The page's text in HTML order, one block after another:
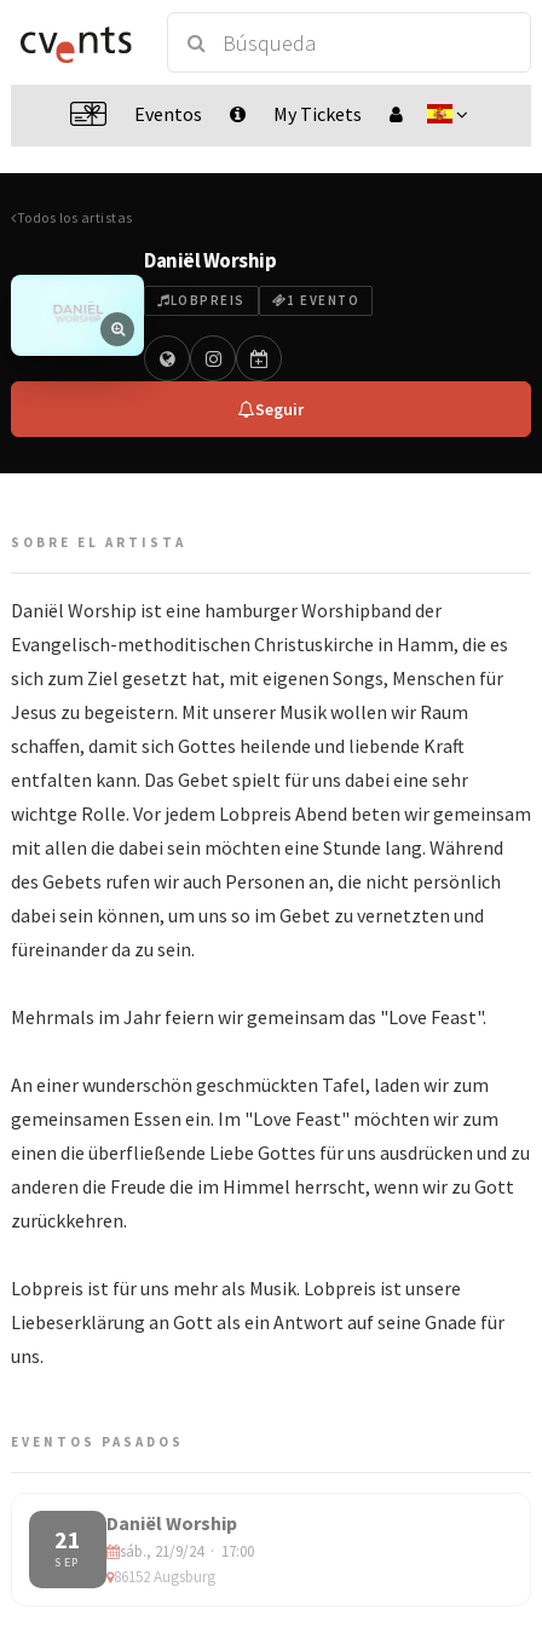
Eventos My Tickets
Todos los artistas
Daniël Worship
LOBPREIS 1 EVENTO
Seguir
SOBRE EL ARTISTA
Daniël Worship ist eine hamburger Worshipband der
Evangelisch-methoditischen Christuskirche in Hamm, die es
sich zum Ziel gesetzt hat, mit eigenen Songs, Menschen für
Jesus zu begeistern. Mit unserer Musik wollen wir Raum
schaffen, damit sich Gottes heilende und liebende Kraft
entfalten kann. Das Gebet spielt für uns dabei eine sehr
wichtge Rolle. Vor jedem Lobpreis Abend beten wir gemeinsam
mit allen die dabei sein möchten eine Stunde lang. Während
des Gebets rufen wir auch Personen an, die nicht persönlich
dabei sein können, um uns so im Gebet zu vernetzten und
füreinander da zu sein.
Mehrmals im Jahr feiern wir gemeinsam das "Love Feast".
An einer wunderschön geschmückten Tafel, laden wir zum
gemeinsamen Essen ein. Im "Love Feast" möchten wir zum
einen die überfließende Liebe Gottes für uns ausdrücken und zu
anderen die Freude die im Himmel herrscht, wenn wir zu Gott
zurückkehren.
Lobpreis ist für uns mehr als Musik. Lobpreis ist unsere
Liebeserklärung an Gott als ein Antwort auf seine Gnade für
uns.
EVENTOS PASADOS
21
SEP
Daniël Worship
sáb., 21/9/24 · 17:00
86152 Augsburg